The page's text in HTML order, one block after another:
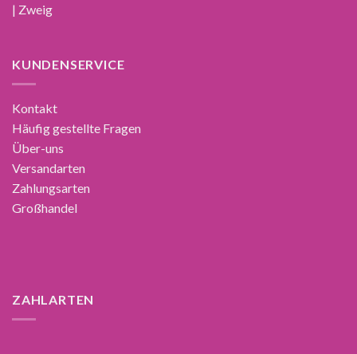
| Zweig
KUNDENSERVICE
Kontakt
Häufig gestellte Fragen
Über-uns
Versandarten
Zahlungsarten
Großhandel
ZAHLARTEN